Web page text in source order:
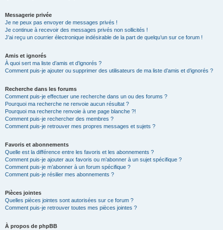
Messagerie privée
Je ne peux pas envoyer de messages privés !
Je continue à recevoir des messages privés non sollicités !
J’ai reçu un courrier électronique indésirable de la part de quelqu’un sur ce forum !
Amis et ignorés
À quoi sert ma liste d’amis et d’ignorés ?
Comment puis-je ajouter ou supprimer des utilisateurs de ma liste d’amis et d’ignorés ?
Recherche dans les forums
Comment puis-je effectuer une recherche dans un ou des forums ?
Pourquoi ma recherche ne renvoie aucun résultat ?
Pourquoi ma recherche renvoie à une page blanche ?!
Comment puis-je rechercher des membres ?
Comment puis-je retrouver mes propres messages et sujets ?
Favoris et abonnements
Quelle est la différence entre les favoris et les abonnements ?
Comment puis-je ajouter aux favoris ou m’abonner à un sujet spécifique ?
Comment puis-je m’abonner à un forum spécifique ?
Comment puis-je résilier mes abonnements ?
Pièces jointes
Quelles pièces jointes sont autorisées sur ce forum ?
Comment puis-je retrouver toutes mes pièces jointes ?
À propos de phpBB